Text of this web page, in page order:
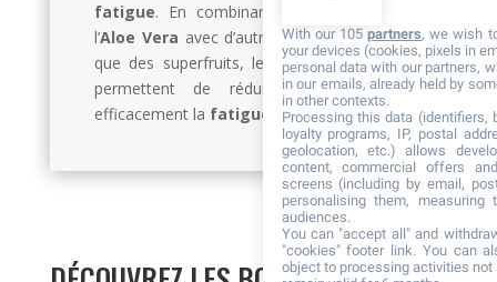
fatigue. En combinant les bienfaits de
l’Aloe Vera avec d’autres ingrédients, tels
que des superfruits, les produits Forever
permettent de réduire d’autant plus
efficacement la fatigue
With our 105partners, we wish
your devices (cookies, pixels in
personal data with our partners,
in our emails, already held by
in other contexts.
Processing this data (identifiers,
loyalty programs, IP, postal
geolocation, etc.) allows
content, commercial offers
screens (including by email,
personalising them, measuring
audiences.
You can "accept all" and
"cookies" footer link. You can
object to processing activities